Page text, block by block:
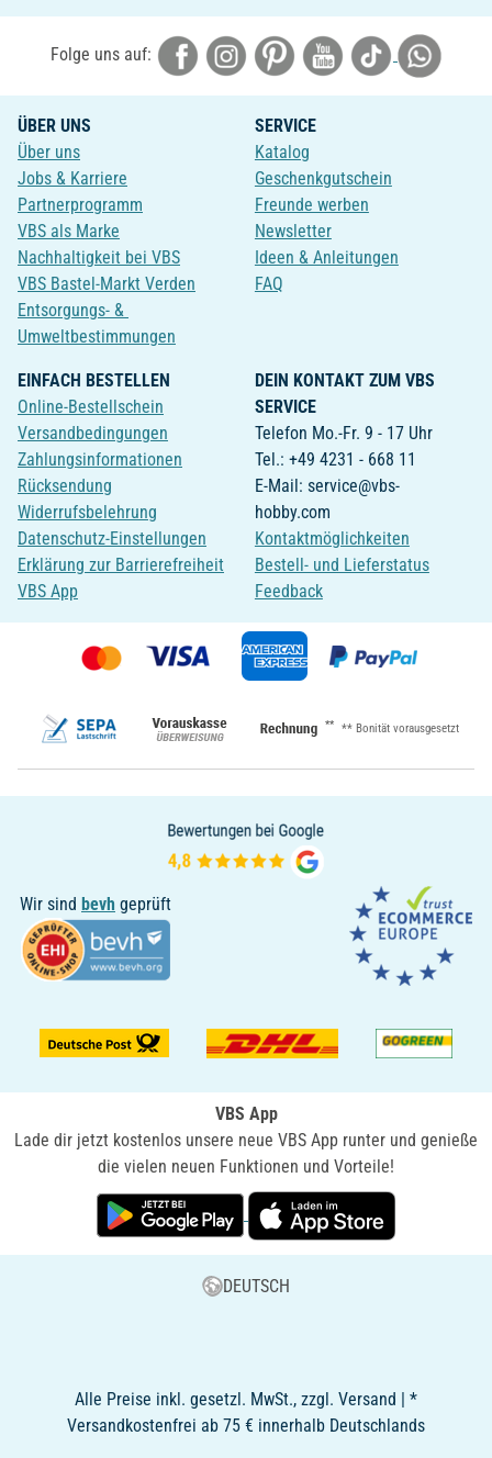
Folge uns auf:
ÜBER UNS
Über uns
Jobs & Karriere
Partnerprogramm
VBS als Marke
Nachhaltigkeit bei VBS
VBS Bastel-Markt Verden
Entsorgungs- &
Umweltbestimmungen
SERVICE
Katalog
Geschenkgutschein
Freunde werben
Newsletter
Ideen & Anleitungen
FAQ
EINFACH BESTELLEN
Online-Bestellschein
Versandbedingungen
Zahlungsinformationen
Rücksendung
Widerrufsbelehrung
Datenschutz-Einstellungen
Erklärung zur Barrierefreiheit
VBS App
DEIN KONTAKT ZUM VBS
SERVICE
Telefon Mo.-Fr. 9 - 17 Uhr
Tel.: +49 4231 - 668 11
E-Mail: service@vbs-
hobby.com
Kontaktmöglichkeiten
Bestell- und Lieferstatus
Feedback
** ** Bonität vorausgesetzt
Wir sind bevh geprüft
VBS App
Lade dir jetzt kostenlos unsere neue VBS App runter und genieße
die vielen neuen Funktionen und Vorteile!
DEUTSCH
Alle Preise inkl. gesetzl. MwSt., zzgl. Versand | *
Versandkostenfrei ab 75 € innerhalb Deutschlands